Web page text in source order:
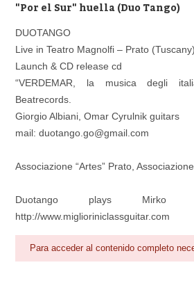
Área personal
"Por el Sur" huella (Duo Tango)
DUOTANGO
Live in Teatro Magnolfi – Prato (Tuscany)
Launch & CD release cd
“VERDEMAR, la musica degli
Beatrecords.
Giorgio Albiani, Omar Cyrulnik guitars
mail: duotango.go@gmail.com
Associazione “Artes” Prato,
Duotango plays Mirko
http://www.miglioriniclassguitar.com
Para acceder al contenido completo